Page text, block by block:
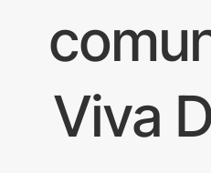
Viva